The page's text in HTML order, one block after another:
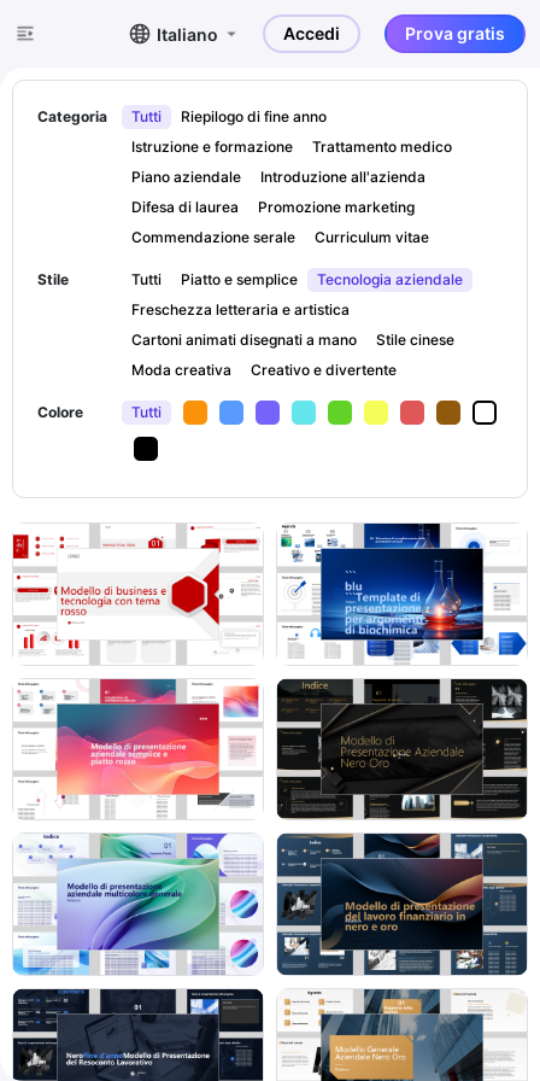
Italiano Accedi Prova gratis
Categoria Tutti
Riepilogo di fine anno
Istruzione e formazione
Trattamento medico
Piano aziendale
Introduzione all'azienda
Difesa di laurea
Promozione marketing
Commendazione serale
Curriculum vitae
Stile Tutti Piatto e semplice
Tecnologia aziendale
Freschezza letteraria e artistica
Cartoni animati disegnati a mano
Stile cinese
Moda creativa
Creativo e divertente
Colore Tutti